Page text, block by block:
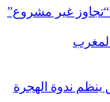
“تجاوز غير مشروع”
ندوة الهجرة